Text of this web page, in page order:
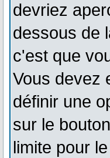
devriez
dessous de
c'est que
Vous devez
définir une
sur le
limite pour